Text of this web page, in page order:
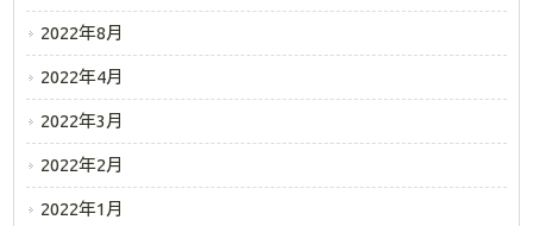
2022年8月
2022年4月
2022年3月
2022年2月
2022年1月